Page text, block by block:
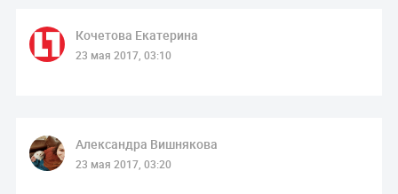
Кочетова Екатерина
23 мая 2017, 03:10
Александра Вишнякова
23 мая 2017, 03:20